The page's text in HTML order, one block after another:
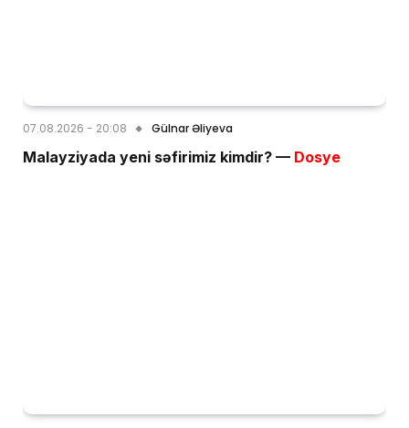
07.08.2026 - 20:08 Gülnar Əliyeva
Malayziyada yeni səfirimiz kimdir? — Dosye